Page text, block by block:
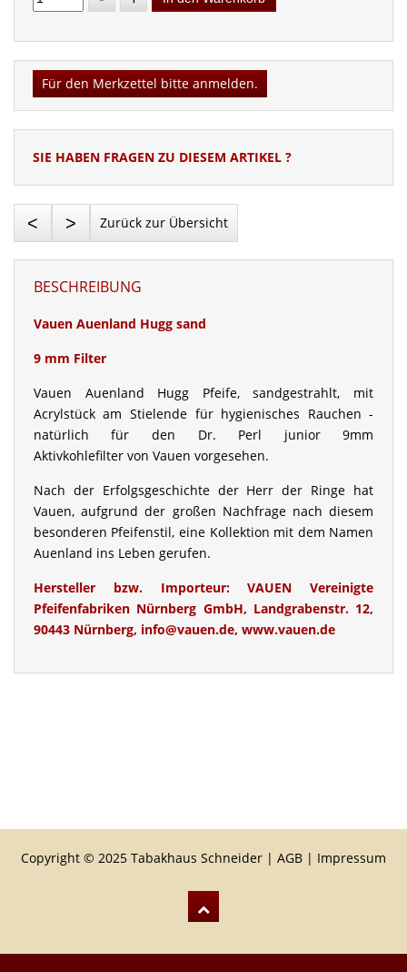
Für den Merkzettel bitte anmelden.
SIE HABEN FRAGEN ZU DIESEM ARTIKEL ?
< > Zurück zur Übersicht
BESCHREIBUNG
Vauen Auenland Hugg sand
9 mm Filter
Vauen Auenland Hugg Pfeife, sandgestrahlt, mit
Acrylstück am Stielende für hygienisches Rauchen -
natürlich für den Dr. Perl junior 9mm
Aktivkohlefilter von Vauen vorgesehen.
Nach der Erfolgsgeschichte der Herr der Ringe hat
Vauen, aufgrund der großen Nachfrage nach diesem
besonderen Pfeifenstil, eine Kollektion mit dem Namen
Auenland ins Leben gerufen.
Hersteller bzw. Importeur:VAUEN Vereinigte
Pfeifenfabriken Nürnberg GmbH, Landgrabenstr. 12,
90443 Nürnberg, info@vauen.de, www.vauen.de
Copyright © 2025 Tabakhaus Schneider | AGB | Impressum